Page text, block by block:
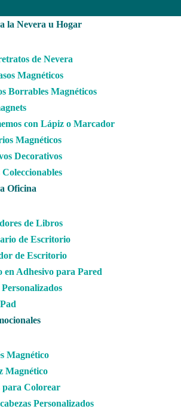
la Nevera u Hogar
de Nevera
Magnéticos
Borrables Magnéticos
con Lápiz o Marcador
Magnéticos
Decorativos
Oficina
de Libros
de Escritorio
de Escritorio
en Adhesivo para Pared
Magnético
Magnético
para Colorear
Personalizados